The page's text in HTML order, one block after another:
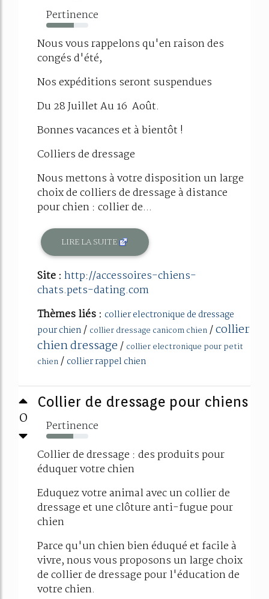
Pertinence
66%
Nous vous rappelons qu'en raison des
congés d'été,
Nos expéditions seront suspendues
Du 28 Juillet Au 16 Août.
Bonnes vacances et à bientôt !
Colliers de dressage
Nous mettons à votre disposition un large
choix de colliers de dressage à distance
pour chien : collier de...
LIRE LA SUITE
Site : http://accessoires-chiens-
chats.pets-dating.com
Thèmes liés : collier electronique de dressage
pour chien/ collier dressage canicom chien/collier
chien dressage/ collier electronique pour petit
chien/ collier rappel chien
0
Collier de dressage pour chiens
Pertinence
64%
Collier de dressage : des produits pour
éduquer votre chien
Eduquez votre animal avec un collier de
dressage et une clôture anti-fugue pour
chien
Parce qu'un chien bien éduqué et facile à
vivre, nous vous proposons un large choix
de collier de dressage pour l'éducation de
votre chien.